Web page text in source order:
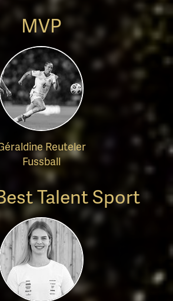
MVP
Reuteler
Fussball
Talent Sport